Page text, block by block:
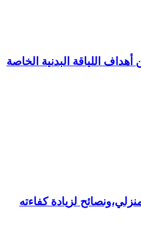
اللياقة البدنية الخاصة
لزيادة كفاءته